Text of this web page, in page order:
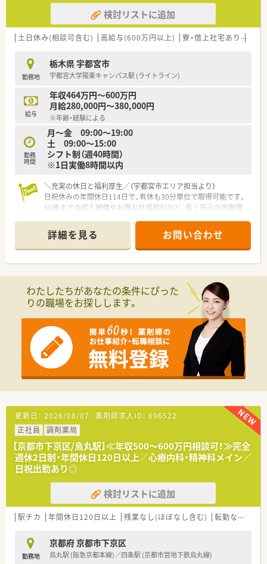
【想定されるキャリアイメージ】
■精神科・心療内科領域の専門知識を深め、この分野でのスペシ
ャリストとして成長できます。
ップを踏むことが可能です。
■管理薬剤師研修なども充実しているため、将来的にマネジメン
ト職を目指すこともできます。
【想定されるモデル年収】
■転職時の想定年収は430万円から650万円となり、ご経験やス
キルを最大限考慮します。
■毎年1回の昇給制度が設けられており、継続的な勤務による収
入アップが期待できます。
■基本給に加え、時間外手当やその他の手当も充実しており、安
定した収入が見込めます。
検討リストに追加
土日休み(相談可含む) 高給与(600万円以上) 寮・借上社宅あり
勤務地
栃木県 宇都宮市
宇都宮大学陽東キャンパス駅 (ライトライン)
給与
年収464万円～600万円
月給280,000円～380,000円
※年齢・経験による
勤務
時間
月～金 09:00～19:00
土 09:00～15:00
シフト制（週40時間）
※1日実働8時間以内
＼充実の休日と福利厚生／（宇都宮市エリア担当より）
日祝休みの年間休日114日で、有休も30分単位で取得可能です。
60歳までの収入補償やお得な社員割引など、長く安心の労働環
＊------------------------------------------＊
【店舗情報と応需状況について】
■最寄り駅の宇都宮大学陽東キャンパス駅から徒歩12分ほどの
場所に位置しており通勤しやすい立地です。
■店舗には現在2名の薬剤師が在籍しておりお互いに協力し合い
ながら日々の業務を進めています。
【募集背景と求める人物像について】
■体制強化に伴う増員のため宇都宮市内にて近慢店舗への応援
も柔軟に対応できる正社員を募集中です。
■周囲のスタッフと円滑な連携が取れるような素直でフレッシ
ュな対応ができる方を求めています。
■将来的に管理薬剤師やマネジメント職へのステップアップを
目指したいという意欲的な方は大歓迎です。
【求人情報について】
■今回の募集は正社員の雇用形態となっており、これまでの経験
を活かして即戦力として活躍できます。
■ご経験やスキルを十分に考慮した上で決定され、最高で年収
600万円以上の高待遇も目指せます。
■該当者には家族手当や借上住宅制度などの手当項目が用意さ
れており生活面の手厚いサポートがあります。
【勤務実態について】
■年間休日は114日確保されており、日曜と祝日を中心に月9日
から10日の休みが取得可能です。
働いた分がきちんと給与に反映されます。
■有給休暇は30分単位での小まめな取得ができるため、ちょっ
とした用事の際にも非常に便利です。
詳細を見る お問い合わせ
わたしたちがあなたの条件にぴった
りの職場をお探しします。
更新日： 2026/08/07 薬剤師求人ID： 696522
正社員
調剤薬局
【京都市下京区/烏丸駅】≪年収500～600万円相談可！≫完全
週休2日制・年間休日120日以上／心療内科・精神科メイン／
日祝出勤あり◎
検討リストに追加
駅チカ 年間休日120日以上 残業なし(ほぼなし含む) 転勤なし
勤務地
京都府 京都市下京区
烏丸駅 (阪急京都本線)／四条駅 (京都市営地下鉄烏丸線)